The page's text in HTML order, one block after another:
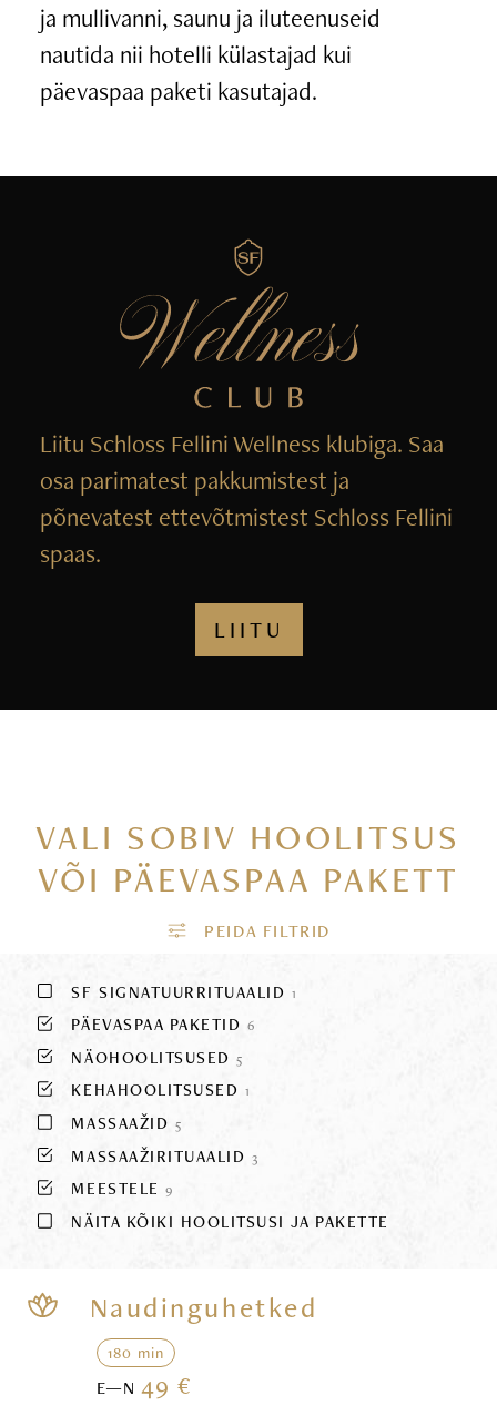
ja mullivanni, saunu ja iluteenuseid
nautida nii hotelli külastajad kui
päevaspaa paketi kasutajad.
Liitu Schloss Fellini Wellness klubiga. Saa
osa parimatest pakkumistest ja
põnevatest ettevõtmistest Schloss Fellini
spaas.
LIITU
VALI SOBIV HOOLITSUS
VÕI PÄEVASPAA PAKETT
SF SIGNATUURRITUAALID 1
PÄEVASPAA PAKETID 6
NÄOHOOLITSUSED5
KEHAHOOLITSUSED 1
MASSAAŽID 5
MASSAAŽIRITUAALID 3
MEESTELE9
NÄITA KÕIKI HOOLITSUSI JA PAKETTE
Naudinguhetked
180 min
E—N49 €